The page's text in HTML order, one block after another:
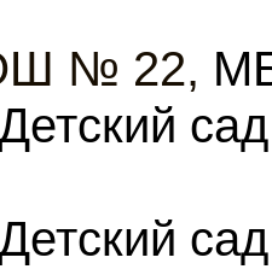
№ 22,